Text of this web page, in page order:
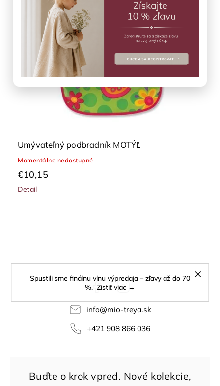
Spustili sme finálnu vlnu výpredaja – zľavy až do 70
%. Zistiť viac →
Umývateľný podbradník MOTÝĽ
Momentálne nedostupné
€10,15
Detail
FacebookInstagram
info@mio-treya.sk
+421 908 866 036